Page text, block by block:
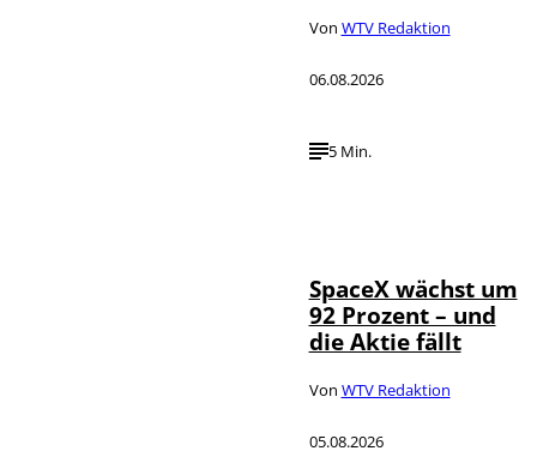
Von WTV Redaktion
06.08.2026
5 Min.
SpaceX wächst um
92 Prozent – und
die Aktie fällt
Von WTV Redaktion
05.08.2026